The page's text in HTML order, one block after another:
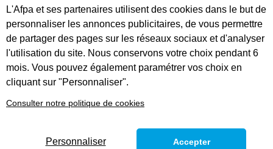
Quand le Vélo Tour
fait étape à l’Afpa
Bourges
L'Afpa Bourges a eu le plaisir
d’accueillir le Vélo Tour, une belle
L'Afpa et ses partenaires utilisent des cookies dans le but de
personnaliser les annonces publicitaires, de vous permettre
de partager des pages sur les réseaux sociaux et d'analyser
l'utilisation du site. Nous conservons votre choix pendant 6
mois. Vous pouvez également paramétrer vos choix en
cliquant sur "Personnaliser".
Consulter notre politique de cookies
Personnaliser Accepter